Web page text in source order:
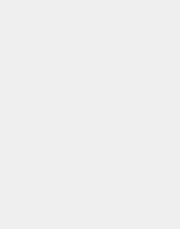
Savunma
Askerî
71,9 milyon ABD
konusu tutar,
%0,5’ine